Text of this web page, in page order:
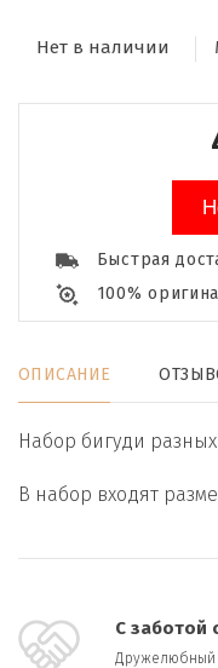
Нет в наличии
Быстрая
100%
ОПИСАНИЕ
Набор бигуди
В набор входят
С заботой
Дружелюбный